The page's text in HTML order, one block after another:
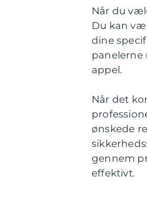
Når du
Du kan
dine
panelerne
appel.
Når det
ønskede
gennem
effektivt.